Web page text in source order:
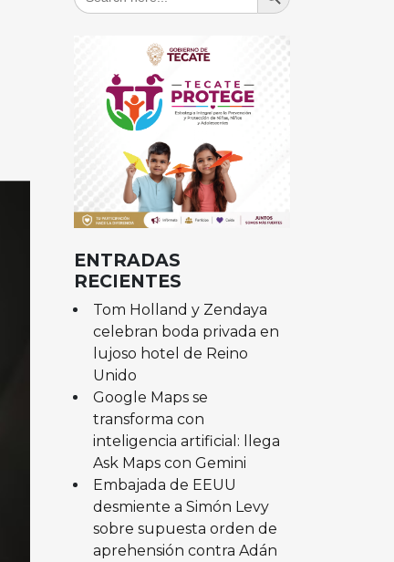
ENTRADAS
RECIENTES
Tom Holland y Zendaya
celebran boda privada en
lujoso hotel de Reino
Unido
Google Maps se
transforma con
inteligencia artificial: llega
Ask Maps con Gemini
Embajada de EEUU
desmiente a Simón Levy
sobre supuesta orden de
aprehensión contra Adán